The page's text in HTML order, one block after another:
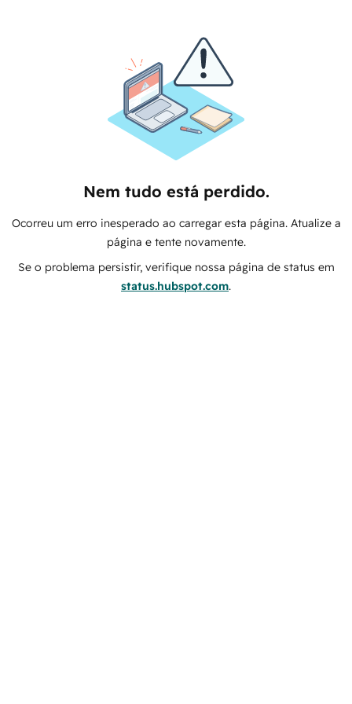
Nem tudo está perdido.
Ocorreu um erro inesperado ao carregar esta página. Atualize a
página e tente novamente.
Se o problema persistir, verifique nossa página de status em
status.hubspot.com.